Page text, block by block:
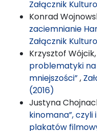
Załącznik
Konrad
zaciemnianie
Załącznik
Krzysztof Wójcik,
problematyki
mniejszości”,
(2016)
Justyna
kinomana”,
plakatów